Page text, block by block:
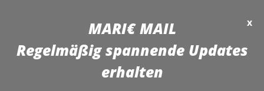
x
MARI€ MAIL
Regelmäßig spannende Updates
erhalten